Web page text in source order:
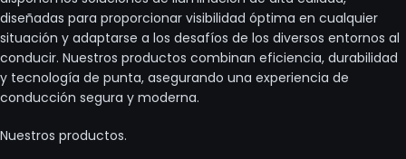
diseñadas para proporcionar visibilidad óptima en cualquier
situación y adaptarse a los desafíos de los diversos entornos al
conducir. Nuestros productos combinan eficiencia, durabilidad
y tecnología de punta, asegurando una experiencia de
conducción segura y moderna.
Nuestros productos.